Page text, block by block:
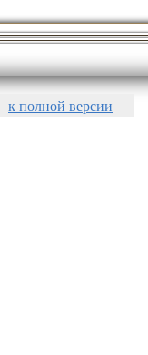
к полной версии